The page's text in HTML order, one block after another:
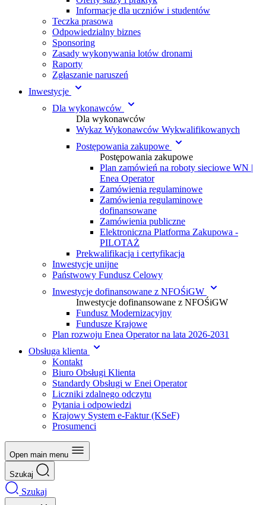
Informacje dla uczniów i studentów
Teczka prasowa
Odpowiedzialny biznes
Sponsoring
Zasady wykonywania lotów dronami
Raporty
Zgłaszanie naruszeń
Inwestycje
Dla wykonawców
Dla wykonawców
Wykaz Wykonawców Wykwalifikowanych
Postępowania zakupowe
Postępowania zakupowe
Plan zamówień na roboty sieciowe WN |
Enea Operator
Zamówienia regulaminowe
Zamówienia regulaminowe
dofinansowane
Zamówienia publiczne
Elektroniczna Platforma Zakupowa -
PILOTAŻ
Prekwalifikacja i certyfikacja
Inwestycje unijne
Państwowy Fundusz Celowy
Inwestycje dofinansowane z NFOŚiGW
Inwestycje dofinansowane z NFOŚiGW
Fundusz Modernizacyjny
Fundusze Krajowe
Plan rozwoju Enea Operator na lata 2026-2031
Obsługa klienta
Kontakt
Biuro Obsługi Klienta
Standardy Obsługi w Enei Operator
Liczniki zdalnego odczytu
Pytania i odpowiedzi
Krajowy System e-Faktur (KSeF)
Prosumenci
Open main menu
Szukaj
Szukaj